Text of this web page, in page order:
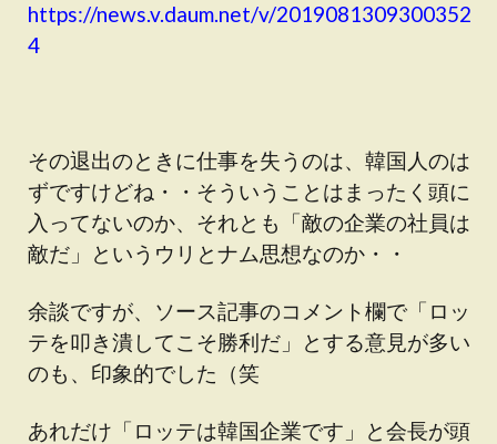
https://news.v.daum.net/v/2019081309300352
4
その退出のときに仕事を失うのは、韓国人のは
ずですけどね・・そういうことはまったく頭に
入ってないのか、それとも「敵の企業の社員は
敵だ」というウリとナム思想なのか・・
余談ですが、ソース記事のコメント欄で「ロッ
テを叩き潰してこそ勝利だ」とする意見が多い
のも、印象的でした（笑
あれだけ「ロッテは韓国企業です」と会長が頭